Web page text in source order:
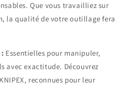
Que vous travailliez sur
la qualité de votre outillage fera
Essentielles pour manipuler,
avec exactitude. Découvrez
reconnues pour leur